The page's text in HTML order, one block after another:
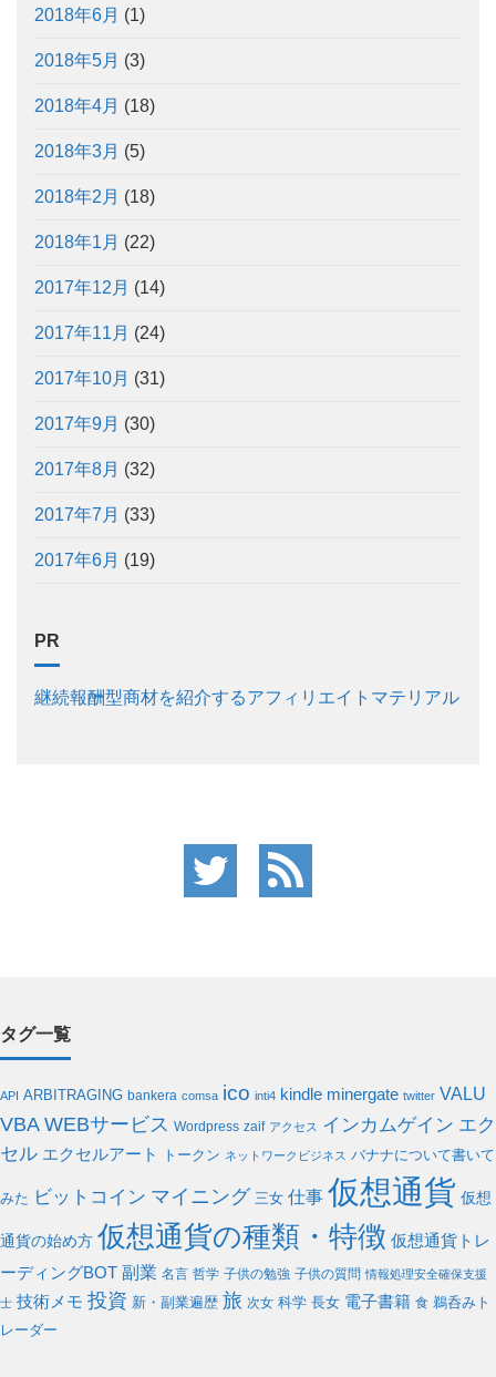
2018年6月 (1)
2018年5月 (3)
2018年4月 (18)
2018年3月 (5)
2018年2月 (18)
2018年1月 (22)
2017年12月 (14)
2017年11月 (24)
2017年10月 (31)
2017年9月 (30)
2017年8月 (32)
2017年7月 (33)
2017年6月 (19)
PR
継続報酬型商材を紹介するアフィリエイトマテリアル
タグ一覧
API ARBITRAGING bankera comsa ico inti4 kindle minergate twitter VALU
VBA WEBサービス Wordpress zaif アクセス インカムゲイン エク
セル エクセルアート トークン ネットワークビジネス バナナについて書いて
みた ビットコイン マイニング 三女 仕事 仮想通貨 仮想
通貨の始め方 仮想通貨の種類・特徴 仮想通貨トレ
ーディングBOT 副業 名言 哲学 子供の勉強 子供の質問 情報処理安全確保支援
士 技術メモ 投資 新・副業遍歴 旅 次女 科学 長女 電子書籍 食 鵜呑みト
レーダー